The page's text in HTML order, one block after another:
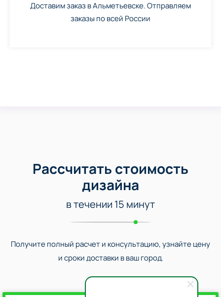
Доставим заказ в Альметьевске. Отправляем
заказы по всей России
Рассчитать стоимость
дизайна
в течении 15 минут
Получите полный расчет и консультацию, узнайте цену
и сроки доставки в ваш город.